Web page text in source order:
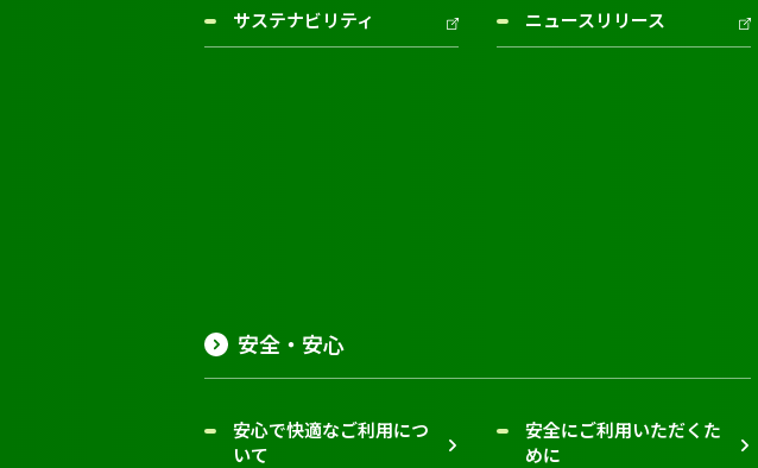
サステナビリティ ニュースリリース
安全・安心
安心で快適なご利用につ
いて
安全にご利用いただくた
めに